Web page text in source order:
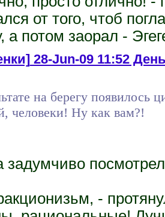
от того, чтоб
а потом заорал -
28-Jun-09 11:52
на берегу появилось
человеки! Ну как вам?!
задумчиво
-